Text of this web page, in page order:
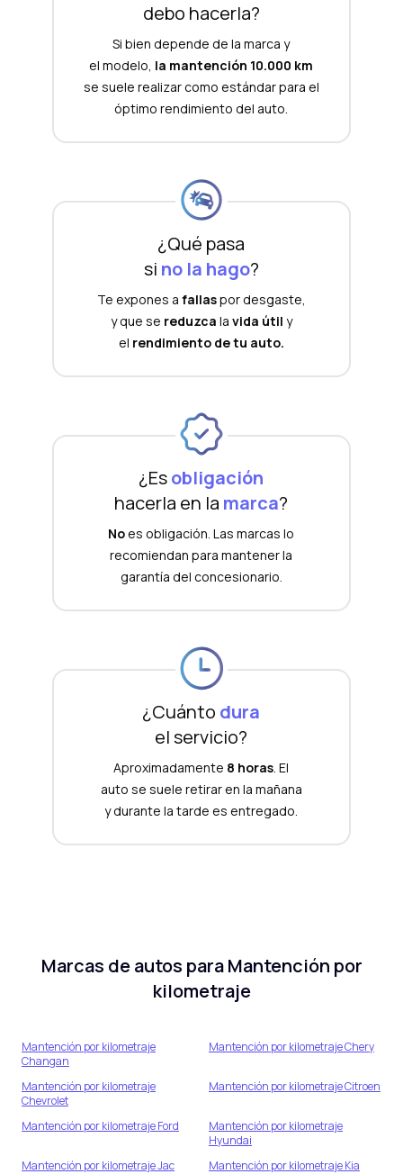
debo hacerla?
Si bien depende de la marca y
el modelo, la mantención 10.000 km
se suele realizar como estándar para el
óptimo rendimiento del auto.
¿Qué pasa
si no la hago?
Te expones a fallaspor desgaste,
y que se reduzca la vida útil y
el rendimiento de tu auto.
¿Esobligación
hacerla en la marca?
Noes obligación. Las marcas lo
recomiendan para mantener la
garantía del concesionario.
¿Cuánto dura
el servicio?
Aproximadamente 8 horas. El
auto se suele retirar en la mañana
y durante la tarde es entregado.
Marcas de autos paraMantención por
kilometraje
Mantención por kilometraje
Changan
Mantención por kilometrajeChery
Mantención por kilometraje
Chevrolet
Mantención por kilometrajeCitroen
Mantención por kilometrajeFord
Mantención por kilometraje
Hyundai
Mantención por kilometrajeJac Mantención por kilometrajeKia